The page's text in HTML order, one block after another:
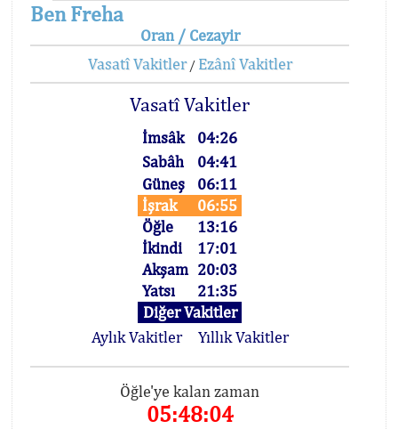
Ben Freha
Oran / Cezayir
Vasatî Vakitler/ Ezânî Vakitler
Vasatî Vakitler
İmsâk
04:26
Sabâh
04:41
Güneş
06:11
İşrak
06:55
Öğle
13:16
İkindi
17:01
Akşam 20:03
Yatsı
21:35
Diğer Vakitler
Aylık Vakitler
Yıllık Vakitler
Öğle'ye kalan zaman
05:48:04